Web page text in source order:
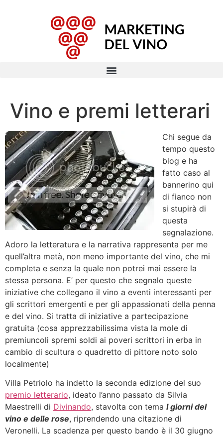
Vino e premi letterari
Chi segue da
tempo questo
blog e ha
fatto caso al
bannerino qui
di fianco non
si stupirà di
questa
segnalazione.
Adoro la letteratura e la narrativa rappresenta per me
quell’altra metà, non meno importante del vino, che mi
completa e senza la quale non potrei mai essere la
stessa persona. E’ per questo che segnalo queste
iniziative che collegano il vino a eventi interessanti per
gli scrittori emergenti e per gli appassionati della penna
e del vino. Si tratta di iniziative a partecipazione
gratuita (cosa apprezzabilissima vista la mole di
premiuncoli spremi soldi ai poveri scrittori in erba in
cambio di scultura o quadretto di pittore noto solo
localmente)
Villa Petriolo ha indetto la seconda edizione del suo
premio letterario, ideato l’anno passato da Silvia
Maestrelli di Divinando, stavolta con tema I giorni del
vino e delle rose, riprendendo una citazione di
Veronelli. La scadenza per questo bando è il 30 giugno